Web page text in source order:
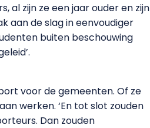
al zijn ze een jaar ouder en zijn
aan de slag in eenvoudiger
buiten beschouwing
voor de gemeenten. Of ze
werken. ‘En tot slot zouden
Dan zouden